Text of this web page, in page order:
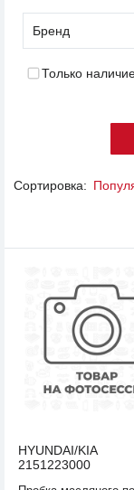
Бренд
Только
Сортировка:
HYUNDAI/KIA
2151223000